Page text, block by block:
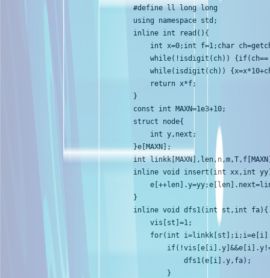
#define ll long long
using namespace std;
inline int read(){
int x=0;int f=1;char
while(!isdigit(ch))
while(isdigit(ch))
    return x*f;
}
const int MAXN=1e3+10;
struct node{
    int y,next;
}e[MAXN];
int
inline void insert(int xx,int
}
inline void dfs1(int st,int fa){
    vis[st]=1;
for(int
            dfs1(e[i].y,fa);
        }